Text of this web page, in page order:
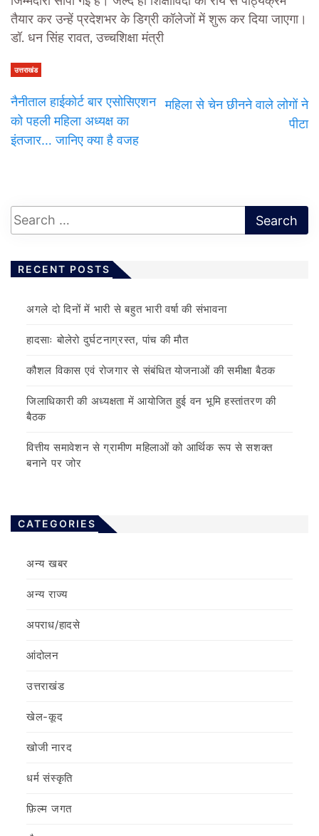
तैयार कर उन्हें प्रदेशभर के डिग्री कॉलेजों में शुरू कर दिया जाएगा।
डॉ. धन सिंह रावत, उच्चशिक्षा मंत्री
उत्तराखंड
नैनीताल हाईकोर्ट बार एसोसिएशन
को पहली महिला अध्यक्ष का
इंतजार… जानिए क्या है वजह
महिला से चेन छीनने वाले लोगों ने
पीटा
RECENT POSTS
अगले दो दिनों में भारी से बहुत भारी वर्षा की संभावना
हादसाः बोलेरो दुर्घटनाग्रस्त, पांच की मौत
कौशल विकास एवं रोजगार से संबंधित योजनाओं की समीक्षा बैठक
जिलाधिकारी की अध्यक्षता में आयोजित हुई वन भूमि हस्तांतरण की
बैठक
वित्तीय समावेशन से ग्रामीण महिलाओं को आर्थिक रूप से सशक्त
बनाने पर जोर
CATEGORIES
अन्य खबर
अन्य राज्य
अपराध/हादसे
आंदोलन
उत्तराखंड
खेल-कूद
खोजी नारद
धर्म संस्कृति
फ़िल्‍म जगत